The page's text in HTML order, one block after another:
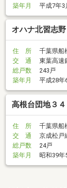
築年月
平成7年3
オハナ北習志野
住 所
千葉県船
交 通
東葉高速
総戸数
243戸
築年月
平成28年
高根台団地３４
住 所
千葉県船
交 通
京成松戸
総戸数
24戸
築年月
昭和39年